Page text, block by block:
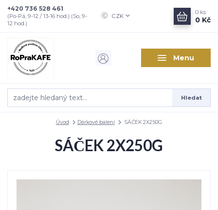
Menu
CZK
Hledat
+420 736 528 461
(Po-Pá, 9-12 / 13-16 hod.) (So, 9-
12 hod.)
0 ks
0 Kč
Úvod Dárkové balení SÁČEK 2X250G
SÁČEK 2X250G